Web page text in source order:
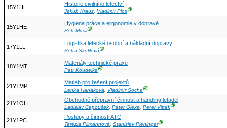
15Y1HL
Historie civilního letectví
Jakub Kraus, Vladimír PlosⒼ
15Y1HE
Hygiena práce a ergonomie v dopravě
Petr MusilⒼ
17Y1LL
Logistika letecké osobní a nákladní dopravy
Petra SkolilováⒼ
18Y1MT
Materiály technické praxe
Petr KoudelkaⒼ
21Y1MP
Matlab pro řešení projektů
Lenka Hanáková, Vladimír SochaⒼ
21Y1OH
Obchodně přepravní činnost a handling letadel
Ladislav Capoušek, Peter Olexa, Peter VittekⒼ
21Y1PC
Postupy a činnosti ATC
Terézia Pilmannová, Stanislav PleningerⒼ